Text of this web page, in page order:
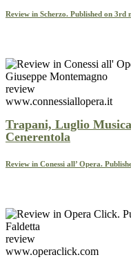
Review in Scherzo. Published on
review
www.connessiallopera.it
Trapani, Luglio
Cenerentola
Review in Conessi all’ Opera.
review
www.operaclick.com